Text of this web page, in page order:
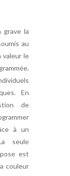
grave la
au
valeur le
En
de
à un
seule
est
couleur